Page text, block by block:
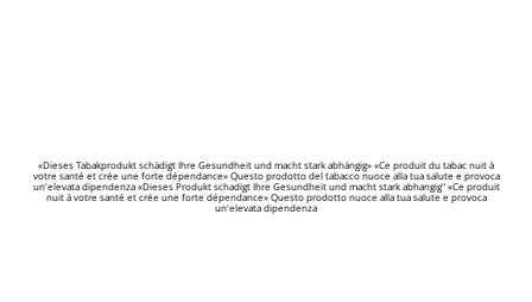
«Dieses Tabakprodukt schädigt Ihre Gesundheit und macht stark abhängig» «Ce produit du tabac nuit à
votre santé et crée une forte dépendance» Questo prodotto del tabacco nuoce alla tua salute e provoca
un'elevata dipendenza «Dieses Produkt schadigt Ihre Gesundheit und macht stark abhangig" «Ce produit
nuit à votre santé et crée une forte dépendance» Questo prodotto nuoce alla tua salute e provoca
un'elevata dipendenza